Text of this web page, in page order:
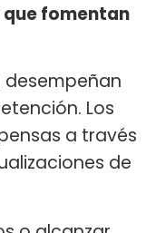
fomentan
desempeñan
Los
a través
de